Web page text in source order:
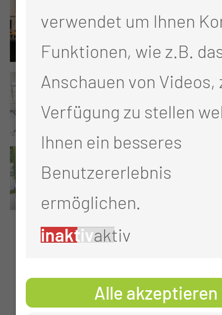
verwendet um Ihnen
Funktionen, wie z.B.
Anschauen von Videos,
Verfügung zu stellen
Ihnen ein besseres
Benutzererlebnis
ermöglichen.
inaktivaktiv
Alle akzeptieren